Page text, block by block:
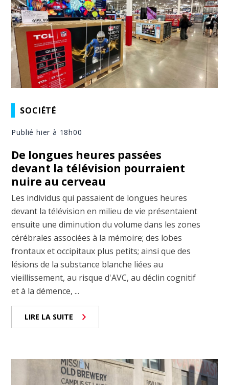
SOCIÉTÉ
Publié hier à 18h00
De longues heures passées
devant la télévision pourraient
nuire au cerveau
Les individus qui passaient de longues heures
devant la télévision en milieu de vie présentaient
ensuite une diminution du volume dans les zones
cérébrales associées à la mémoire; des lobes
frontaux et occipitaux plus petits; ainsi que des
lésions de la substance blanche liées au
vieillissement, au risque d'AVC, au déclin cognitif
et à la démence, ...
LIRE LA SUITE